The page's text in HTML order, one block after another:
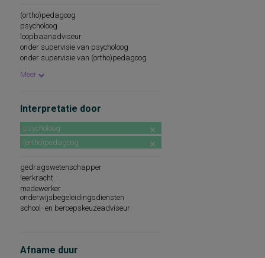
(ortho)pedagoog
psycholoog
loopbaanadviseur
onder supervisie van psycholoog
onder supervisie van (ortho)pedagoog
Meer
Interpretatie door
psycholoog
(ortho)pedagoog
gedragswetenschapper
leerkracht
medewerker
onderwijsbegeleidingsdiensten
school- en beroepskeuzeadviseur
Afname duur